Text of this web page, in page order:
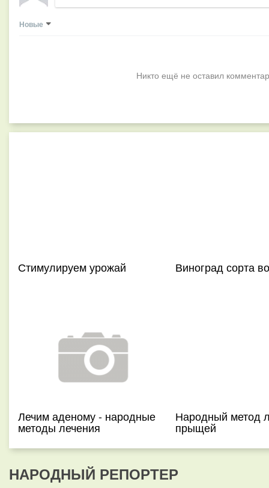
Новые
Никто ещё не оставил
Стимулируем урожай Виноград сорта
Лечим аденому - народные
методы лечения
Народный метод
прыщей
НАРОДНЫЙ РЕПОРТЕР